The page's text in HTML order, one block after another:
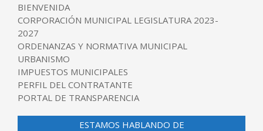
BIENVENIDA
CORPORACIÓN MUNICIPAL LEGISLATURA 2023-
2027
ORDENANZAS Y NORMATIVA MUNICIPAL
URBANISMO
IMPUESTOS MUNICIPALES
PERFIL DEL CONTRATANTE
PORTAL DE TRANSPARENCIA
ESTAMOS HABLANDO DE